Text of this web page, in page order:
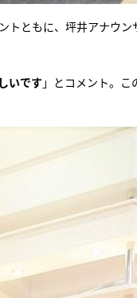
ともに、坪井アナウ
いです 」とコメント。